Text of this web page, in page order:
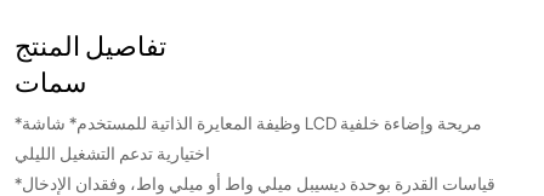
تفاصيل المنتج
سمات
*وظيفة المعايرة الذاتية للمستخدم* شاشة LCD مريحة وإضاءة خلفية
اختيارية تدعم التشغيل الليلي
*قياسات القدرة بوحدة ديسيبل ميلي واط أو ميلي واط، وفقدان الإدخال